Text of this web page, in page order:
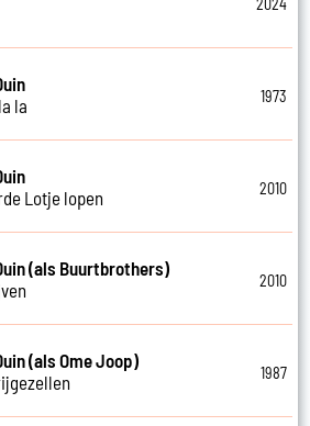
la
1973
Lotje lopen
2010
(als Buurtbrothers)
2010
(als Ome Joop)
1987